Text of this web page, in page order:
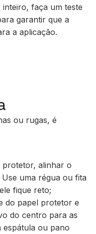
faça um teste
garantir que a
a aplicação.
ou rugas, é
alinhar o
uma régua ou fita
fique reto;
do papel protetor e
do centro para as
espátula ou pano